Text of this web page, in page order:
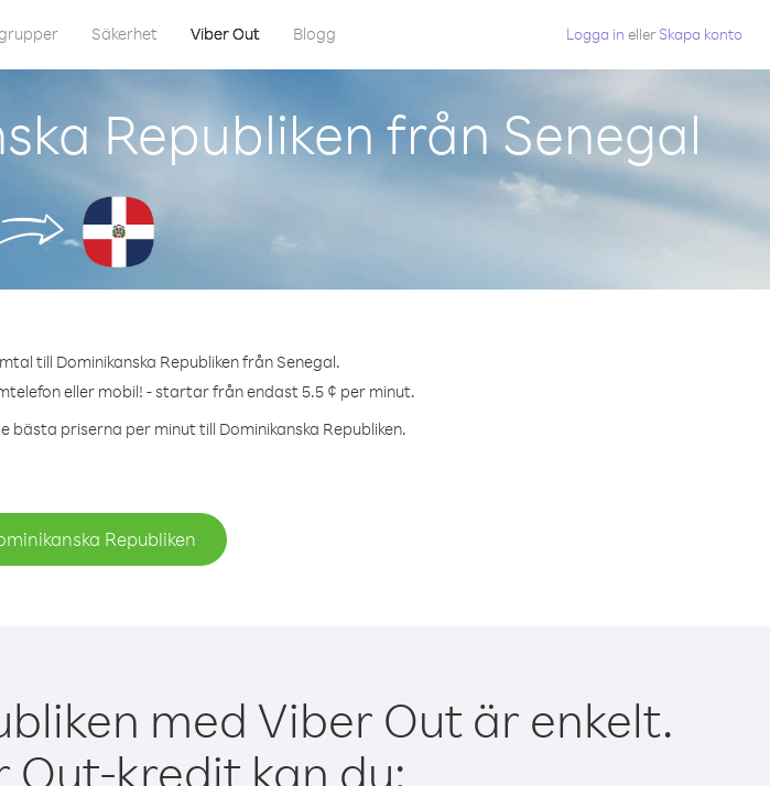
Säkerhet Viber Out Blogg Logga in eller Skapa konto
Republiken från Senegal
till Dominikanska Republiken från Senegal.
eller mobil! - startar från endast 5.5 ¢ per minut.
priserna per minut till Dominikanska Republiken.
Republiken
med Viber Out är enkelt.
Out-kredit kan du: